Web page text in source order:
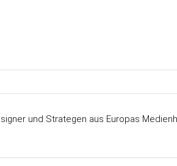
und Strategen aus Europas